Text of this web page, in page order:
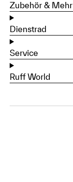
Zubehör & Mehr
Dienstrad
Service
Ruff World